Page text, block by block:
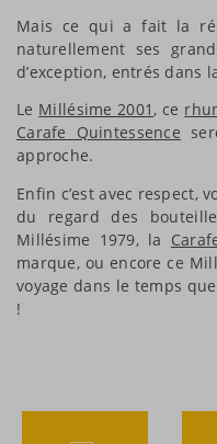
Mais ce qui a fait la
naturellement ses
d’exception, entrés dans
Le Millésime 2001 , ce
Carafe Quintessence
approche.
Enfin c’est avec respect,
du regard des
Millésime 1979, la
marque, ou encore ce
voyage dans le temps
!